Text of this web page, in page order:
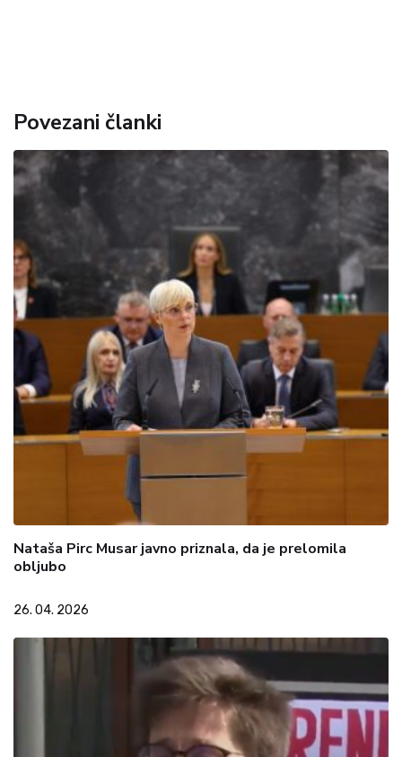
Povezani članki
Nataša Pirc Musar javno priznala, da je prelomila
obljubo
26. 04. 2026